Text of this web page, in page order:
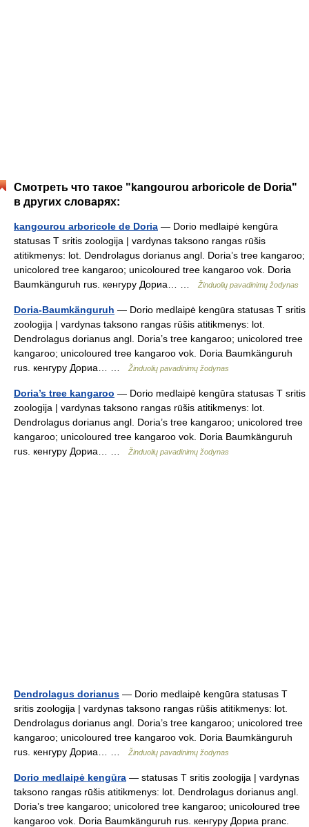
Смотреть что такое "kangourou arboricole de Doria"
в других словарях:
kangourou arboricole de Doria — Dorio medlaipė kengūra
statusas T sritis zoologija | vardynas taksono rangas rūšis
atitikmenys: lot. Dendrolagus dorianus angl. Doria’s tree kangaroo;
unicolored tree kangaroo; unicoloured tree kangaroo vok. Doria
Baumkänguruh rus. кенгуру Дориа… …
Žinduolių pavadinimų žodynas
Doria-Baumkänguruh — Dorio medlaipė kengūra statusas T sritis
zoologija | vardynas taksono rangas rūšis atitikmenys: lot.
Dendrolagus dorianus angl. Doria’s tree kangaroo; unicolored tree
kangaroo; unicoloured tree kangaroo vok. Doria Baumkänguruh
rus. кенгуру Дориа… …
Žinduolių pavadinimų žodynas
Doria’s tree kangaroo — Dorio medlaipė kengūra statusas T sritis
zoologija | vardynas taksono rangas rūšis atitikmenys: lot.
Dendrolagus dorianus angl. Doria’s tree kangaroo; unicolored tree
kangaroo; unicoloured tree kangaroo vok. Doria Baumkänguruh
rus. кенгуру Дориа… …
Žinduolių pavadinimų žodynas
Dendrolagus dorianus — Dorio medlaipė kengūra statusas T
sritis zoologija | vardynas taksono rangas rūšis atitikmenys: lot.
Dendrolagus dorianus angl. Doria’s tree kangaroo; unicolored tree
kangaroo; unicoloured tree kangaroo vok. Doria Baumkänguruh
rus. кенгуру Дориа… …
Žinduolių pavadinimų žodynas
Dorio medlaipė kengūra — statusas T sritis zoologija | vardynas
taksono rangas rūšis atitikmenys: lot. Dendrolagus dorianus angl.
Doria’s tree kangaroo; unicolored tree kangaroo; unicoloured tree
kangaroo vok. Doria Baumkänguruh rus. кенгуру Дориа pranc.